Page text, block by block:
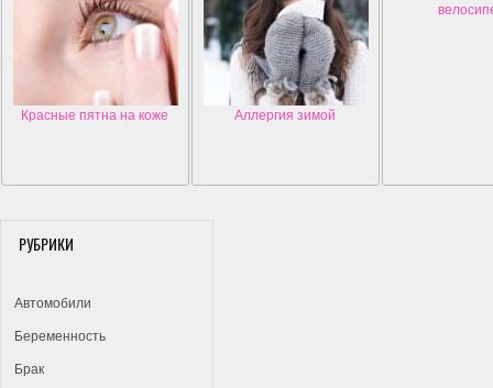
Красные пятна на коже Аллергия зимой
РУБРИКИ
Автомобили
Беременность
Брак